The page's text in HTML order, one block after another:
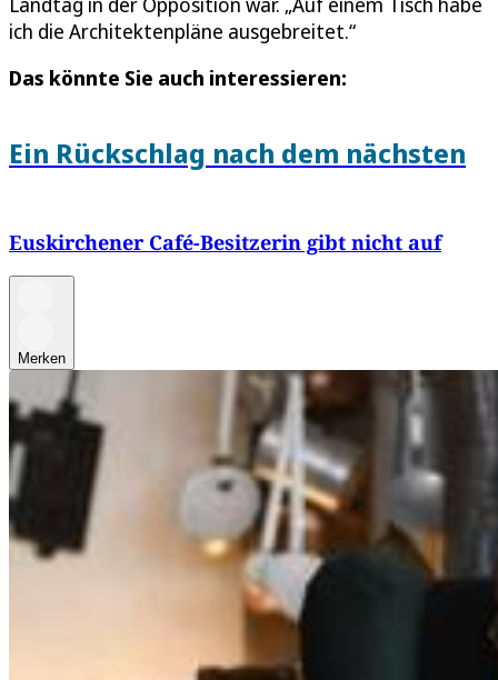
ich die Architektenpläne ausgebreitet.“
Das könnte Sie auch interessieren:
Ein Rückschlag nach dem nächsten
Euskirchener Café-Besitzerin gibt nicht auf
Merken